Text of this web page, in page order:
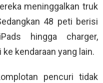
meninggalkan truk
48 peti berisi
hingga charger,
kendaraan yang lain.
pencuri tidak